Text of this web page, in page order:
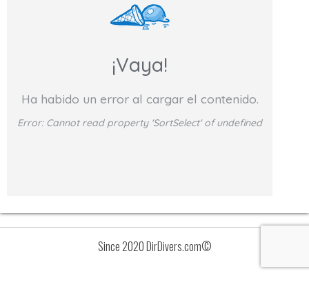
¡Vaya!
Ha habido un error al cargar el contenido.
Error: Cannot read property 'SortSelect' of undefined
Since 2020 DirDivers.com©